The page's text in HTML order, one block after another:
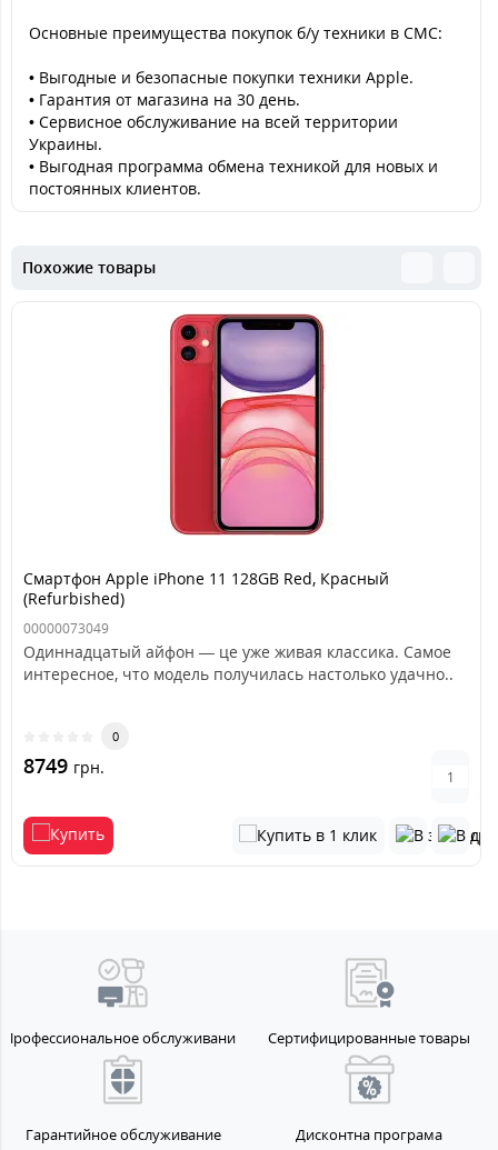
Основные преимущества покупок б/у техники в СМС:
• Выгодные и безопасные покупки техники Apple.
• Гарантия от магазина на 30 день.
• Сервисное обслуживание на всей территории
Украины.
• Выгодная программа обмена техникой для новых и
постоянных клиентов.
Похожие товары
Смартфон Apple iPhone 11 128GB Red, Красный
(Refurbished)
00000073049
Одиннадцатый айфон — це уже живая классика. Самое
интересное, что модель получилась настолько удачно..
0
8749 грн.
Профессиональное обслуживание Сертифицированные товары
Гарантийное обслуживание Дисконтна програма